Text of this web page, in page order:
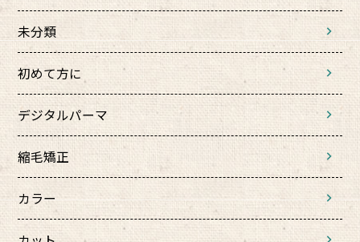
未分類
初めて方に
デジタルパーマ
縮毛矯正
カラー